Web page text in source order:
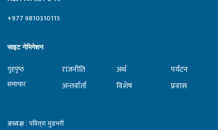
+977 9810310115
साइट नेभिगेशन
गृहपृष्‍ठ
समाचार
राजनीति
अन्तर्वार्ता
अर्थ
विशेष
पर्यटन
प्रवास
अध्यक्ष : पवित्रा मुडभरी